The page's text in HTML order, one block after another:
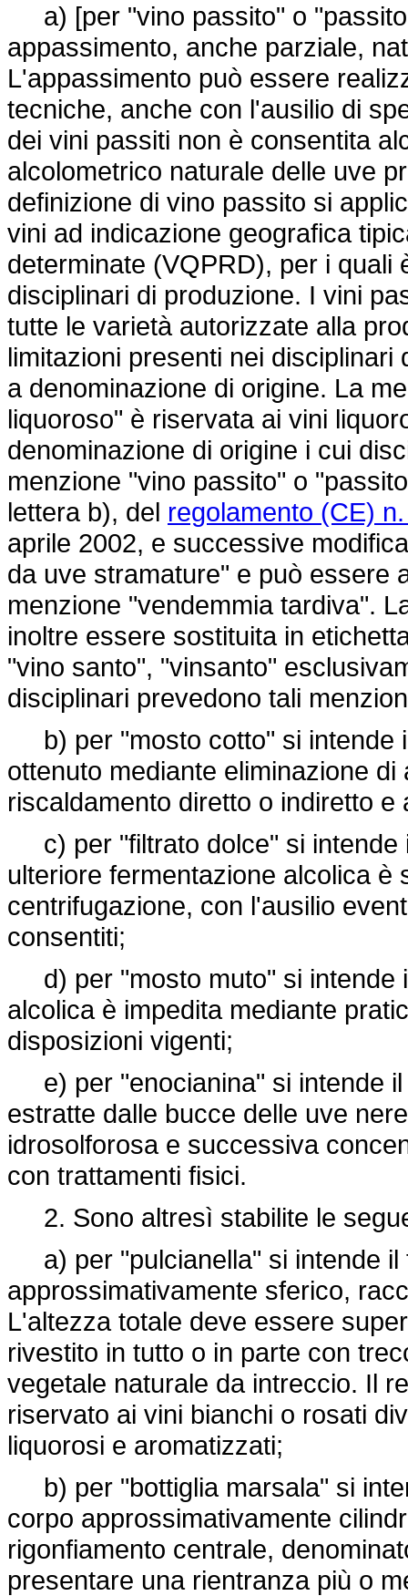
a) [per "vino passito" o
appassimento, anche parziale,
L'appassimento può essere
tecniche, anche con l'ausilio di
dei vini passiti non è consentita
alcolometrico naturale delle uve
definizione di vino passito si
vini ad indicazione geografica
determinate (VQPRD), per i quali
disciplinari di produzione. I vini
tutte le varietà autorizzate alla
limitazioni presenti nei
a denominazione di origine. La
liquoroso" è riservata ai vini
denominazione di origine i cui
menzione "vino passito" o
lettera b), del regolamento (CE)
aprile 2002, e successive
da uve stramature" e può essere
menzione "vendemmia tardiva".
inoltre essere sostituita in
"vino santo", "vinsanto"
disciplinari prevedono tali
b) per "mosto cotto" si intende
ottenuto mediante eliminazione
riscaldamento diretto o indiretto
c) per "filtrato dolce" si intende
ulteriore fermentazione alcolica è
centrifugazione, con l'ausilio
consentiti;
d) per "mosto muto" si intende
alcolica è impedita mediante
disposizioni vigenti;
e) per "enocianina" si intende il
estratte dalle bucce delle uve
idrosolforosa e successiva
con trattamenti fisici.
2. Sono altresì stabilite le
a) per "pulcianella" si intende il
approssimativamente sferico,
L'altezza totale deve essere
rivestito in tutto o in parte con
vegetale naturale da intreccio. Il
riservato ai vini bianchi o rosati
liquorosi e aromatizzati;
b) per "bottiglia marsala" si
corpo approssimativamente
rigonfiamento centrale,
presentare una rientranza più o